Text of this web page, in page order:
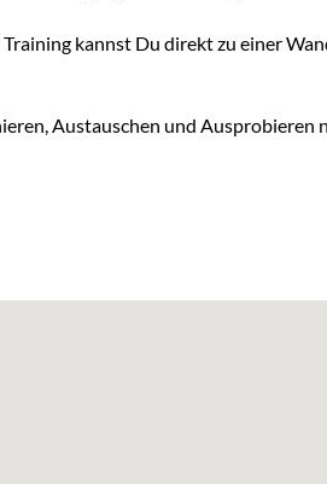
kannst Du direkt zu einer
Austauschen und Ausprobieren